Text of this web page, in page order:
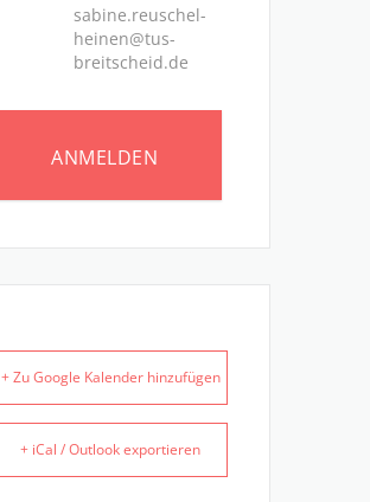
sabine.reuschel-
heinen@tus-
breitscheid.de
ANMELDEN
+ Zu Google Kalender hinzufügen
+ iCal / Outlook exportieren